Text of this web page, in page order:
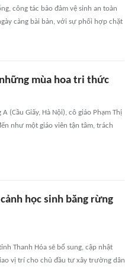
công tác bảo đảm vệ sinh an toàn
càng bài bản, với sự phối hợp chặt
mùa hoa tri thức
(Cầu Giấy, Hà Nội), cô giáo Phạm Thị
như một giáo viên tận tâm, trách
học sinh băng rừng
Thanh Hóa sẽ bổ sung, cập nhật
vị trí cho chủ đầu tư xây trường dân